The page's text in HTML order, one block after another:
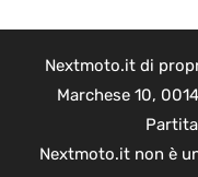
Nextmoto.it di
Marchese 10,
Nextmoto.it non è